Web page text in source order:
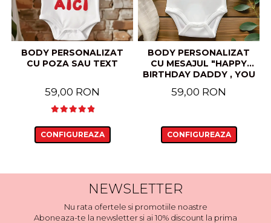
BODY PERSONALIZAT
CU POZA SAU TEXT
59,00 RON
CONFIGUREAZA
BODY PERSONALIZAT
CU MESAJUL "HAPPY
BIRTHDAY DADDY , YOU
59,00 RON
CONFIGUREAZA
NEWSLETTER
Nu rata ofertele si promotiile noastre
Aboneaza-te la newsletter si ai 10% discount la prima